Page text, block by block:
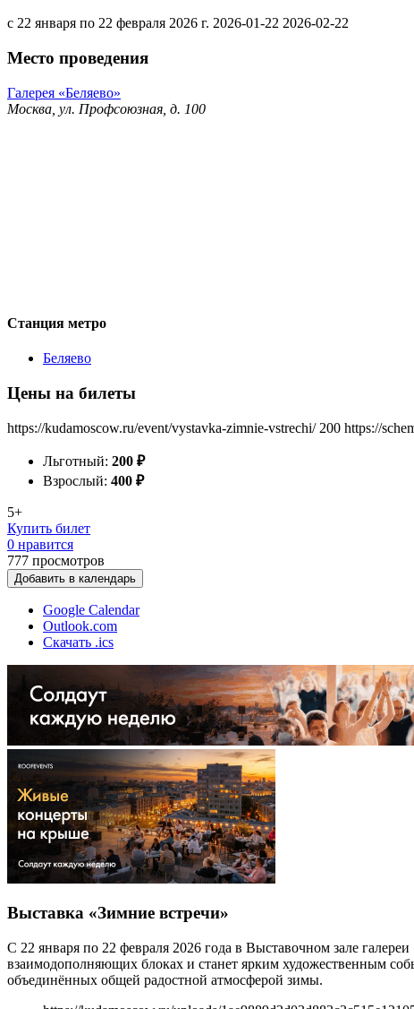
с 22 января по 22 февраля 2026 г. 2026-01-22 2026-02-22
Место проведения
Галерея «Беляево»
Москва, ул. Профсоюзная, д. 100
Станция метро
Беляево
Цены на билеты
https://kudamoscow.ru/event/vystavka-zimnie-vstrechi/ 200 https://
Льготный: 200 ₽
Взрослый: 400 ₽
5+
Купить билет
0 нравится
777 просмотров
Добавить в календарь
Google Calendar
Outlook.com
Скачать .ics
Выставка «Зимние встречи»
С 22 января по 22 февраля 2026 года в Выставочном зале
взаимодополняющих блоках и станет ярким художественным
объединённых общей радостной атмосферой зимы.